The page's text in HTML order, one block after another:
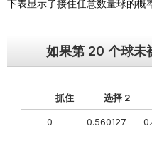
下表显示了接住任意数量球的概
如果第 20 个球未
抓住 选择 2
0 0.560127